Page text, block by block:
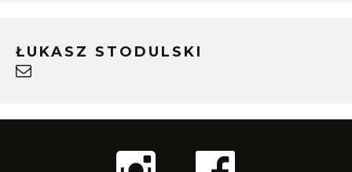
ŁUKASZ STODULSKI